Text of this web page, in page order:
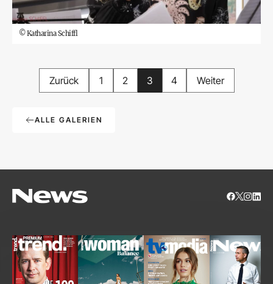
©Katharina Schiffl
Zurück 1 2 3 4 Weiter
ALLE GALERIEN